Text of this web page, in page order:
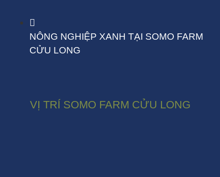
NÔNG NGHIỆP XANH TẠI SOMO FARM
CỬU LONG
VỊ TRÍ SOMO FARM CỬU LONG